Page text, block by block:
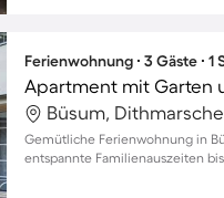
Ferienwohnung ∙ 3 Gäste ∙
Apartment mit Garten
Büsum,
Gemütliche Ferienwohnung in
entspannte Familienauszeiten